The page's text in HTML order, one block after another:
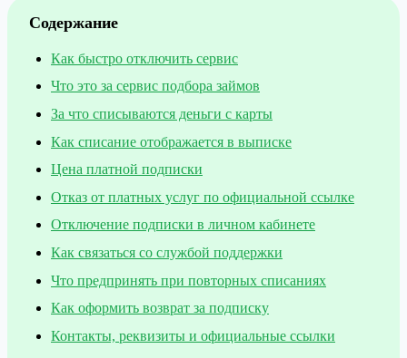
Содержание
Как быстро отключить сервис
Что это за сервис подбора займов
За что списываются деньги с карты
Как списание отображается в выписке
Цена платной подписки
Отказ от платных услуг по официальной ссылке
Отключение подписки в личном кабинете
Как связаться со службой поддержки
Что предпринять при повторных списаниях
Как оформить возврат за подписку
Контакты, реквизиты и официальные ссылки